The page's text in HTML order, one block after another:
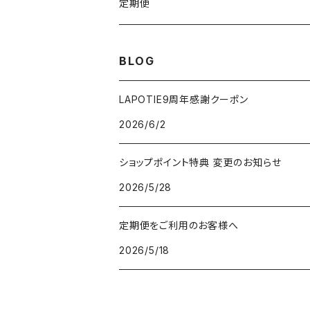
VSRICビタミンC美容液
v3セットアップブラシ
V3ネムリップ
ビューティフェイススティック2.0
ヘッドスパ
モコモコがま口
定期便
BLOG
LAPOTIE9周年感謝クーポン
2026/6/2
ショップポイント特典 変更のお知らせ
2026/5/28
定期便をご利用のお客様へ
2026/5/18